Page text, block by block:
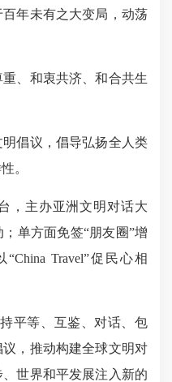
年未有之大变局，动荡
、和衷共济、和合共生
倡议，倡导弘扬全人类
。
主办亚洲文明对话大
单方面免签“朋友圈”增
Travel”促民心相
等、互鉴、对话、包
，推动构建全球文明对
世界和平发展注入新的